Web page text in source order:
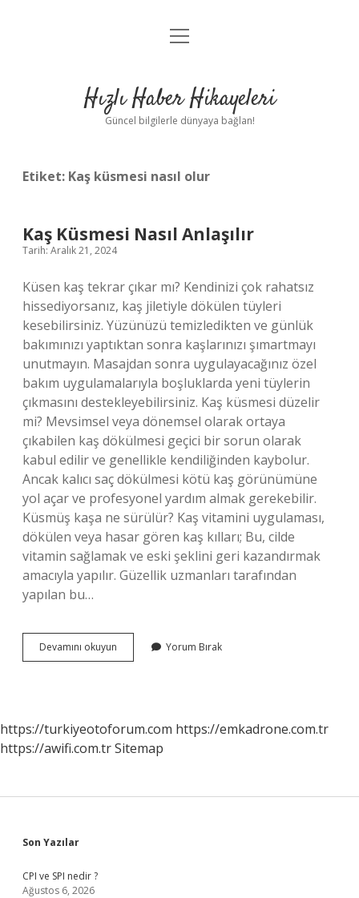
Anasayfa
Yasal Uyarı
menüyü
Hızlı Haber Hikayeleri
Güncel bilgilerle dünyaya bağlan!
Etiket: Kaş küsmesi nasıl olur
Kaş Küsmesi Nasıl Anlaşılır
Tarih: Aralık 21, 2024
Küsen kaş tekrar çıkar mı? Kendinizi çok rahatsız
hissediyorsanız, kaş jiletiyle dökülen tüyleri
kesebilirsiniz. Yüzünüzü temizledikten ve günlük
bakımınızı yaptıktan sonra kaşlarınızı şımartmayı
unutmayın. Masajdan sonra uygulayacağınız özel
bakım uygulamalarıyla boşluklarda yeni tüylerin
çıkmasını destekleyebilirsiniz. Kaş küsmesi düzelir
mi? Mevsimsel veya dönemsel olarak ortaya
çıkabilen kaş dökülmesi geçici bir sorun olarak
kabul edilir ve genellikle kendiliğinden kaybolur.
Ancak kalıcı saç dökülmesi kötü kaş görünümüne
yol açar ve profesyonel yardım almak gerekebilir.
Küsmüş kaşa ne sürülür? Kaş vitamini uygulaması,
dökülen veya hasar gören kaş kılları; Bu, cilde
vitamin sağlamak ve eski şeklini geri kazandırmak
amacıyla yapılır. Güzellik uzmanları tarafından
yapılan bu…
Devamını okuyun
Küsmesi
Yorum Bırak
https://turkiyeotoforum.com https://emkadrone.com.tr
https://awifi.com.trSitemap
Sidebar
Son Yazılar
CPI ve SPI nedir ?
Ağustos 6, 2026